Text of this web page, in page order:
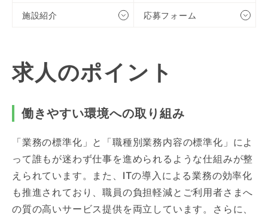
施設紹介 応募フォーム
求人のポイント
働きやすい環境への取り組み
「業務の標準化」と「職種別業務内容の標準化」によ
って誰もが迷わず仕事を進められるような仕組みが整
えられています。また、ITの導入による業務の効率化
も推進されており、職員の負担軽減とご利用者さまへ
の質の高いサービス提供を両立しています。さらに、